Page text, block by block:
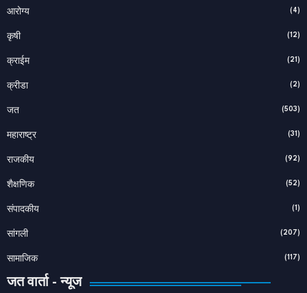
आरोग्य (4)
कृषी (12)
क्राईम (21)
क्रीडा (2)
जत (503)
महाराष्ट्र (31)
राजकीय (92)
शैक्षणिक (52)
संपादकीय (1)
सांगली (207)
सामाजिक (117)
जत वार्ता - न्यूज